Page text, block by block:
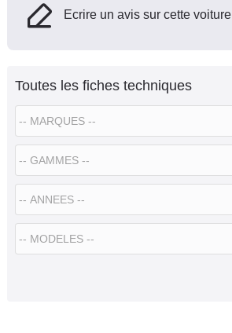
Ecrire un avis sur cette voiture
Toutes les fiches techniques